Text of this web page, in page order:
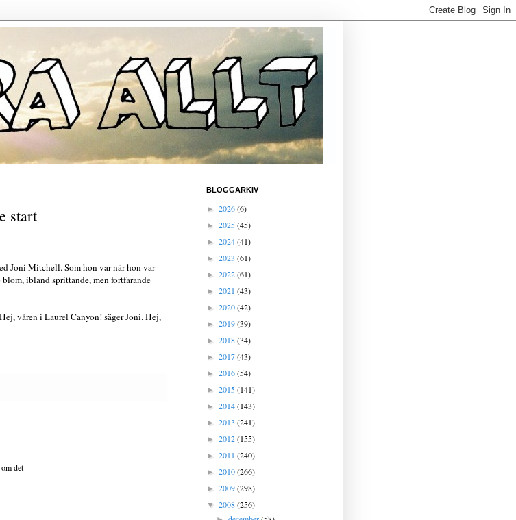
start
Joni Mitchell. Som hon var när hon var
ibland sprittande, men fortfarande
våren i Laurel Canyon! säger Joni.Hej,
det
BLOGGARKIV
► 2026(6)
► 2025(45)
► 2024(41)
► 2023 (61)
► 2022(61)
► 2021 (43)
► 2020(42)
► 2019(39)
► 2018(34)
► 2017(43)
► 2016(54)
► 2015(141)
► 2014(143)
► 2013 (241)
► 2012(155)
► 2011 (240)
► 2010(266)
► 2009(298)
▼ 2008(256)